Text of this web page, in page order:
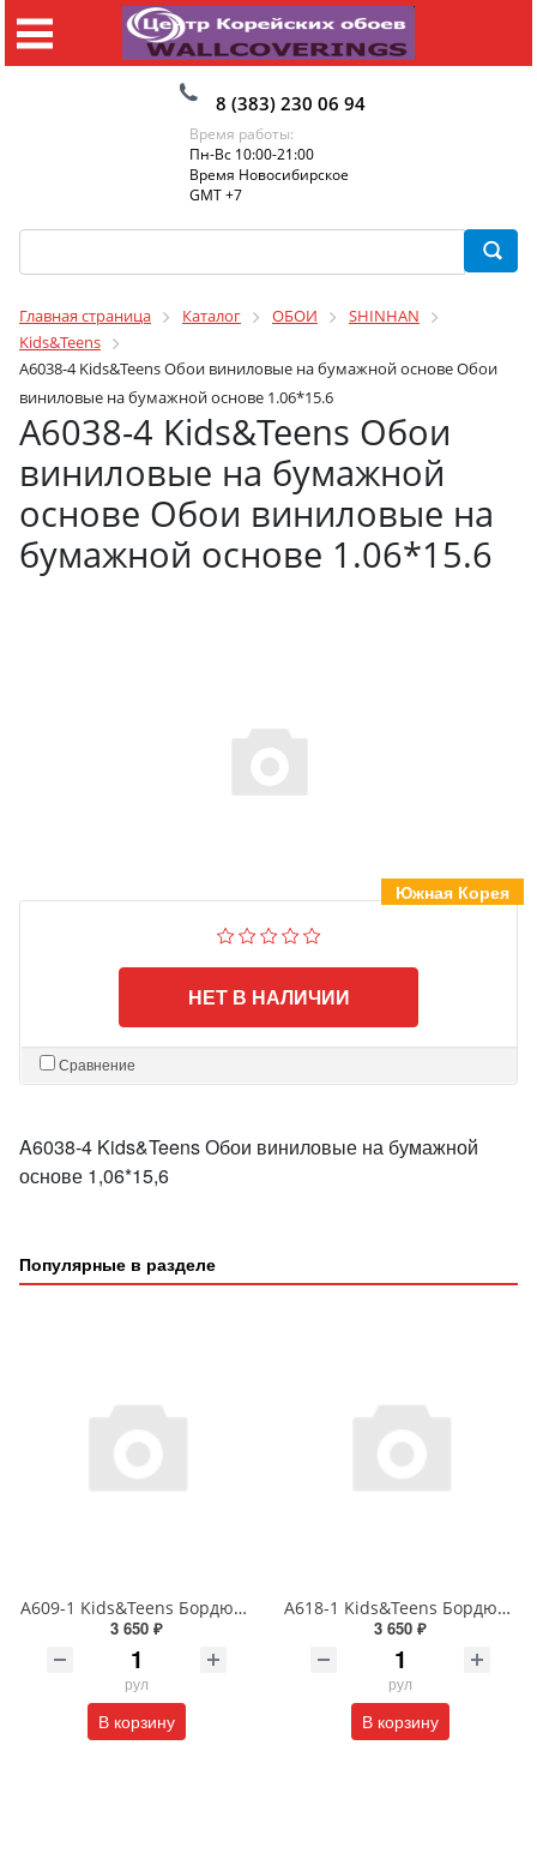
8 (383) 230 06 94
Время работы:
Пн-Вс 10:00-21:00
Время Новосибирское
GMT +7
Главная страница Каталог ОБОИ
SHINHAN
Kids&Teens
A6038-4 Kids&Teens Обои виниловые на бумажной основе Обои
виниловые на бумажной основе 1.06*15.6
A6038-4 Kids&Teens Обои
виниловые на бумажной
основе Обои виниловые на
бумажной основе 1.06*15.6
Южная Корея
НЕТ В НАЛИЧИИ
Сравнение
A6038-4 Kids&Teens Обои виниловые на бумажной
основе 1,06*15,6
Популярные в разделе
A609-1 Kids&Teens Бордюр виниловый на бумажной основе 1,06*10
3 650 ₽
рул
В корзину
A618-1 Kids&Teens Бордюр виниловый на бумажной основе 1,06*10
3 650 ₽
рул
В корзину